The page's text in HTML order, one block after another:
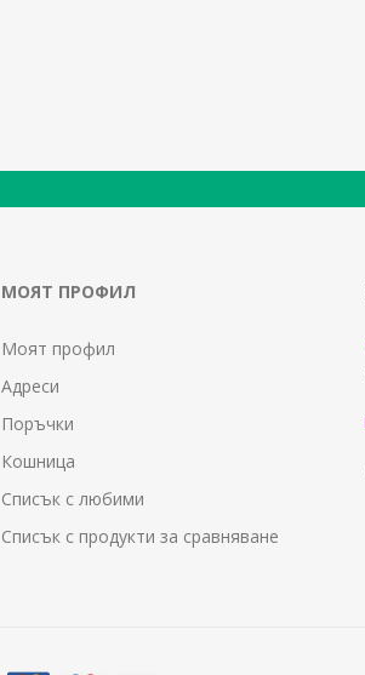
МОЯТ ПРОФИЛ
Моят профил
Адреси
Поръчки
Кошница
Списък с любими
Списък с продукти за сравняване